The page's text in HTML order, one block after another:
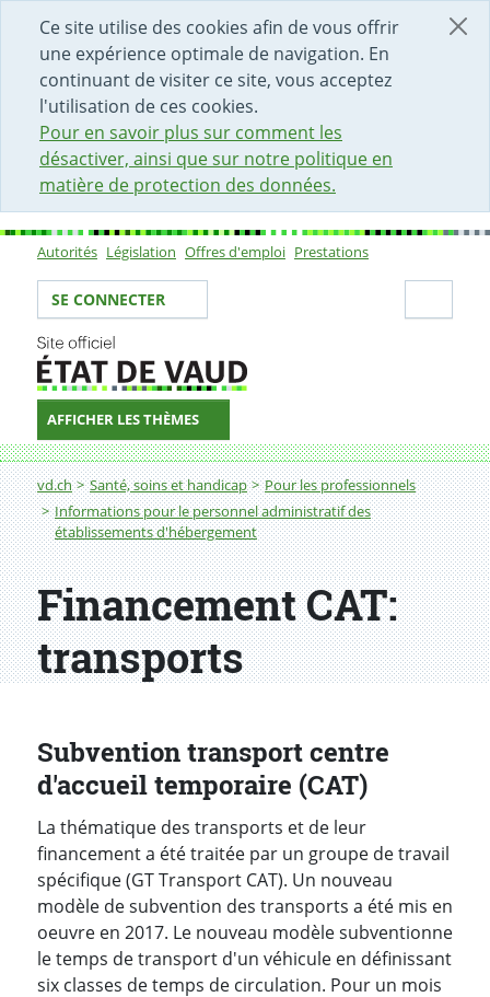
Ce site utilise des cookies afin de vous offrir
une expérience optimale de navigation. En
continuant de visiter ce site, vous acceptez
l'utilisation de ces cookies.
Pour en savoir plus sur comment les
désactiver, ainsi que sur notre politique en
matière de protection des données.
DÉBUT DU CONTENU DE LA PAGE
ACCÈS AU CHAMP DE RECHERCHE
PAGE D'ACCUEIL
FORMULAIRE DE CONTACT
Sous-navigation
Autorités Législation Offres d'emploi Prestations
Votre identité
SE CONNECTER
AFFICHER LES THÈMES
Fil d'Ariane
vd.ch Santé, soins et handicap
Pour les professionnels
Informations pour le personnel administratif des
établissements d'hébergement
Financement CAT: transports
Financement CAT:
transports
Subvention transport centre
d'accueil temporaire (CAT)
La thématique des transports et de leur
financement a été traitée par un groupe de travail
spécifique (GT Transport CAT). Un nouveau
modèle de subvention des transports a été mis en
oeuvre en 2017. Le nouveau modèle subventionne
le temps de transport d'un véhicule en définissant
six classes de temps de circulation. Pour un mois